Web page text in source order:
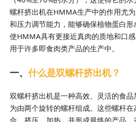
螺杆挤出机在HMMA生产中的作用尤
和压力调节能力，能够确保植物蛋白形
使HMMA具有更接近真肉的质地和口
用于许多即食肉类产品的生产中。
一、 什么是双螺杆挤出机？
双螺杆挤出机是一种高效、灵活的食
为由两个旋转的螺杆组成。这些螺杆
合、挤压、加热，并形成最终的产品